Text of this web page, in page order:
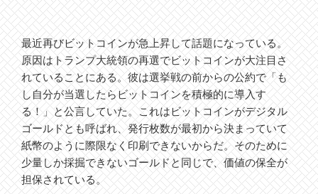
最近再びビットコインが急上昇して話題になっている。
原因はトランプ大統領の再選でビットコインが大注目さ
れていることにある。彼は選挙戦の前からの公約で「も
し自分が当選したらビットコインを積極的に導入す
る！」と公言していた。これはビットコインがデジタル
ゴールドとも呼ばれ、発行枚数が最初から決まっていて
紙幣のように際限なく印刷できないからだ。そのために
少量しか採掘できないゴールドと同じで、価値の保全が
担保されている。